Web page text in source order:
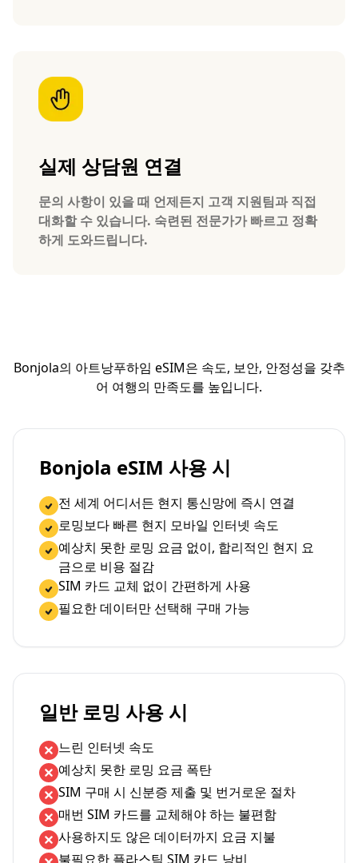
실제 상담원 연결
문의 사항이 있을 때 언제든지 고객 지원팀과 직접
대화할 수 있습니다. 숙련된 전문가가 빠르고 정확
하게 도와드립니다.
Bonjola의 아트낭푸하임 eSIM은 속도, 보안, 안정성을 갖추
어 여행의 만족도를 높입니다.
Bonjola eSIM 사용 시
전 세계 어디서든 현지 통신망에 즉시 연결
로밍보다 빠른 현지 모바일 인터넷 속도
예상치 못한 로밍 요금 없이, 합리적인 현지 요
금으로 비용 절감
SIM 카드 교체 없이 간편하게 사용
필요한 데이터만 선택해 구매 가능
일반 로밍 사용 시
느린 인터넷 속도
예상치 못한 로밍 요금 폭탄
SIM 구매 시 신분증 제출 및 번거로운 절차
매번 SIM 카드를 교체해야 하는 불편함
사용하지도 않은 데이터까지 요금 지불
불필요한 플라스틱 SIM 카드 낭비